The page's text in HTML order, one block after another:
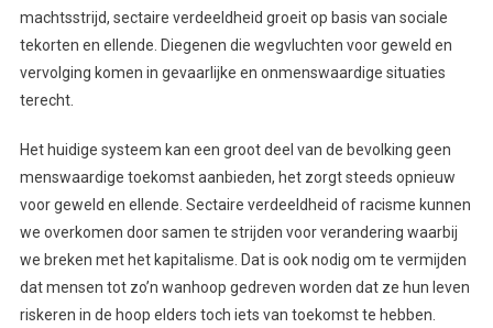
machtsstrijd, sectaire verdeeldheid groeit op basis van sociale
tekorten en ellende. Diegenen die wegvluchten voor geweld en
vervolging komen in gevaarlijke en onmenswaardige situaties
terecht.
Het huidige systeem kan een groot deel van de bevolking geen
menswaardige toekomst aanbieden, het zorgt steeds opnieuw
voor geweld en ellende. Sectaire verdeeldheid of racisme kunnen
we overkomen door samen te strijden voor verandering waarbij
we breken met het kapitalisme. Dat is ook nodig om te vermijden
dat mensen tot zo’n wanhoop gedreven worden dat ze hun leven
riskeren in de hoop elders toch iets van toekomst te hebben.